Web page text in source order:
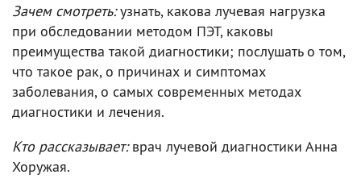
Зачем смотреть:узнать, какова лучевая нагрузка
при обследовании методом ПЭТ, каковы
преимущества такой диагностики; послушать о том,
что такое рак, о причинах и симптомах
заболевания, о самых современных методах
диагностики и лечения.
Кто рассказывает:врач лучевой диагностики Анна
Хоружая.